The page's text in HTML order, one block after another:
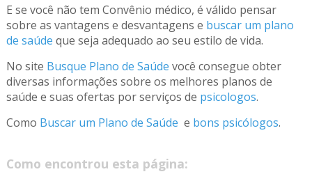
E se você não tem Convênio médico, é válido pensar
sobre as vantagens e desvantagens e buscar um plano
de saúde que seja adequado ao seu estilo de vida.
No site Busque Plano de Saúde você consegue obter
diversas informações sobre os melhores planos de
saúde e suas ofertas por serviços de psicologos.
Como Buscar um Plano de Saúde e bons psicólogos.
Como encontrou esta página: